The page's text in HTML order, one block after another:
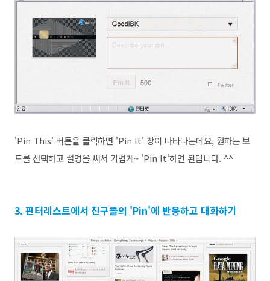
'Pin This' 버튼을 클릭하면 'Pin It' 창이 나타나는데요, 원하는 보
드를 선택하고 설명을 써서 가볍게~ 'Pin It'하면 된답니다. ^^
3. 핀터레스트에서 친구들의 'Pin'에 반응하고 대화하기